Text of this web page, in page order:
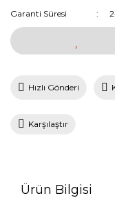
Garanti Süresi
Hızlı Gönderi
Karşılaştır
Ürün Bilgisi